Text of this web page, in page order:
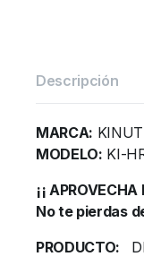
Descripción
MARCA:
MODELO: KI-
¡¡
No te pierdas
PRODUCTO: